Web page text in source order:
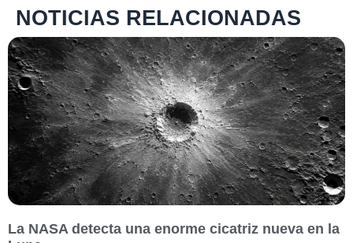
NOTICIAS RELACIONADAS
La NASA detecta una enorme cicatriz nueva en la